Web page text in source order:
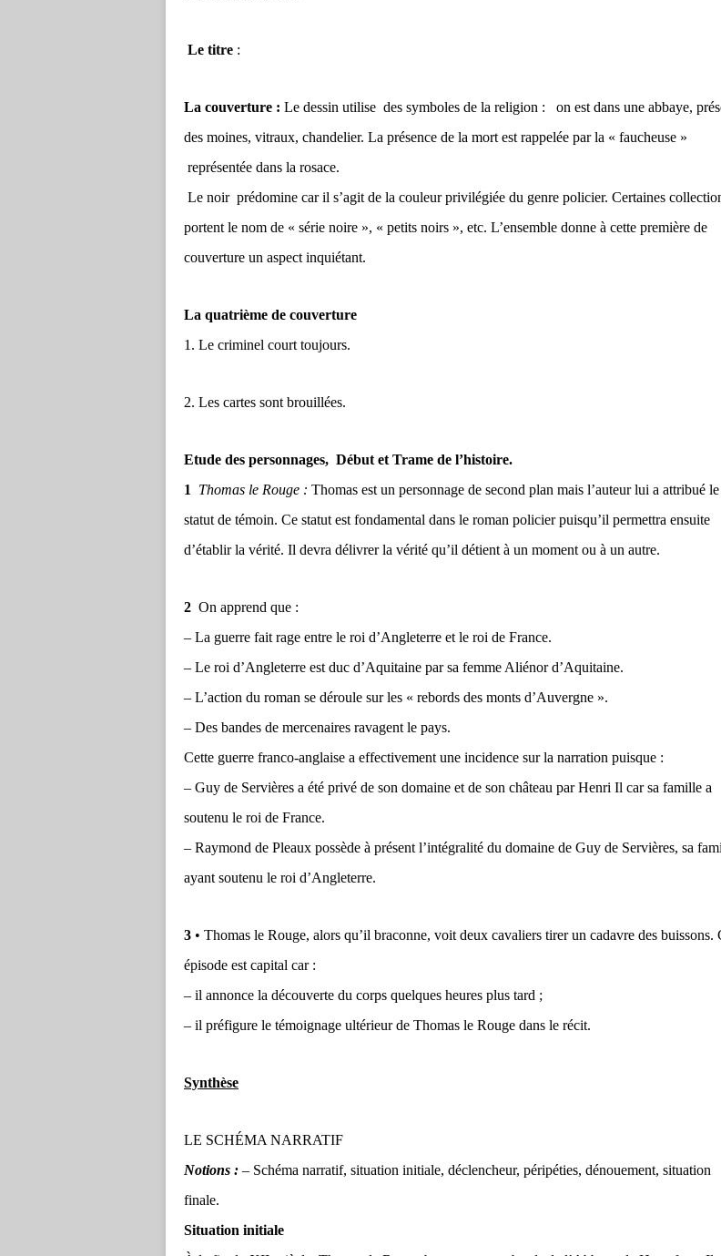
Le titre :
La couverture : Le dessin utilise des symboles de la religion : on est dans une abbaye,
des moines, vitraux, chandelier. La présence de la mort est rappelée par la « faucheuse »
représentée dans la rosace.
Le noir prédomine car il s’agit de la couleur privilégiée du genre policier. Certaines
portent le nom de « série noire », « petits noirs », etc. L’ensemble donne à cette première de
couverture un aspect inquiétant.
La quatrième de couverture
1. Le criminel court toujours.
2. Les cartes sont brouillées.
Etude des personnages, Début et Trame de l’histoire.
1
Thomas le Rouge : Thomas est un personnage de second plan mais l’auteur lui a attribué le
statut de témoin. Ce statut est fondamental dans le roman policier puisqu’il permettra ensuite
d’établir la vérité. Il devra délivrer la vérité qu’il détient à un moment ou à un autre.
2 On apprend que :
– La guerre fait rage entre le roi d’Angleterre et le roi de France.
– Le roi d’Angleterre est duc d’Aquitaine par sa femme Aliénor d’Aquitaine.
– L’action du roman se déroule sur les « rebords des monts d’Auvergne ».
– Des bandes de mercenaires ravagent le pays.
Cette guerre franco-anglaise a effectivement une incidence sur la narration puisque :
– Guy de Servières a été privé de son domaine et de son château par Henri Il car sa famille a
soutenu le roi de France.
– Raymond de Pleaux possède à présent l’intégralité du domaine de Guy de Servières, sa
ayant soutenu le roi d’Angleterre.
3 • Thomas le Rouge, alors qu’il braconne, voit deux cavaliers tirer un cadavre des buissons.
épisode est capital car :
– il annonce la découverte du corps quelques heures plus tard ;
– il préfigure le témoignage ultérieur de Thomas le Rouge dans le récit.
Synthèse
LE SCHÉMA NARRATIF
Notions : – Schéma narratif, situation initiale, déclencheur, péripéties, dénouement, situation
finale.
Situation initiale